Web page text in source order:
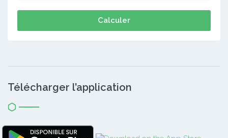
Calculer
Télécharger l’application